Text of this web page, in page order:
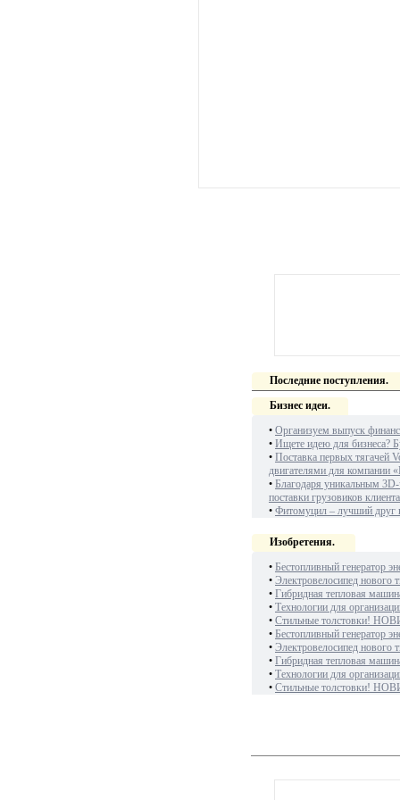
Последние поступления.
Бизнес идеи.
• Организуем выпуск
• Ищете идею для бизнеса?
• Поставка первых тягачей
двигателями для компании
• Благодаря уникальным
поставки грузовиков
• Фитомуцил – лучший друг
Изобретения.
• Бестопливный генератор
• Электровелосипед нового
• Гибридная тепловая
• Технологии для
• Стильные толстовки!
• Бестопливный генератор
• Электровелосипед нового
• Гибридная тепловая
• Технологии для
• Стильные толстовки!